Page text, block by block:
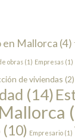
en Mallorca (4)
obras (1) Empresas (1)
de viviendas (2)
(14)
Mallorca
(10) Empresario (1)